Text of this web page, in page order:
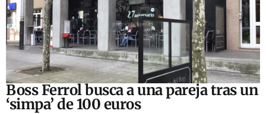
Boss Ferrol busca a una pareja tras un
‘simpa’ de 100 euros